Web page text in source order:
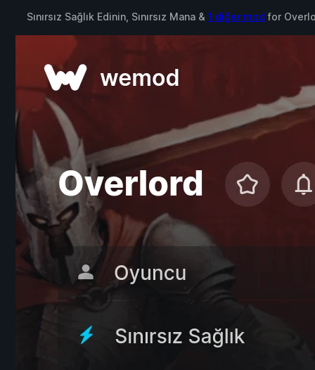
Sınırsız Sağlık Edinin, Sınırsız Mana & 1 diğer mod for